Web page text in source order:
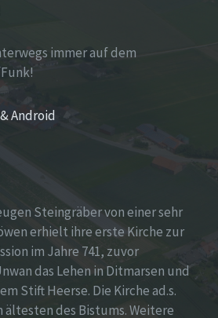
immer auf dem
Android
Steingräber von einer sehr
erhielt ihre erste Kirche zur
im Jahre 741, zuvor
das Lehen in Ditmarsen und
Stift Heerse. Die Kirche ad.s.
ältesten des Bistums. Weitere